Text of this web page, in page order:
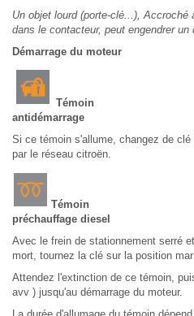
Un objet lourd (porte-clé...),
dans le contacteur, peut engendrer un
Démarrage du moteur
Témoin
antidémarrage
Si ce témoin s'allume, changez de
par le réseau citroën.
Témoin
préchauffage diesel
Avec le frein de stationnement serré
mort, tournez la clé sur la position mar .
Attendez l'extinction de ce témoin,
avv ) jusqu'au démarrage du moteur.